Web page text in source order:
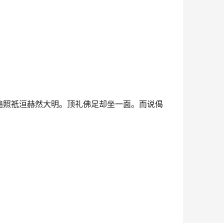
祇洹赫然大明。顶礼佛足却坐一面。而说偈